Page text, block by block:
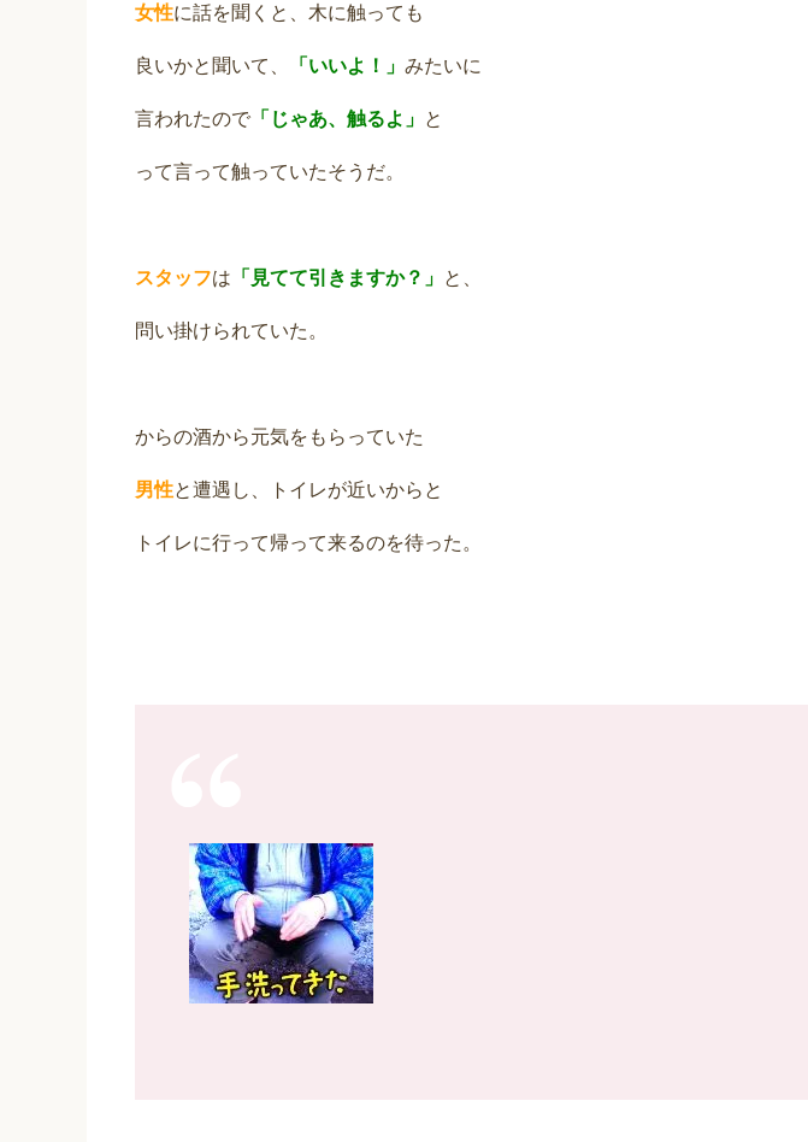
女性に話を聞くと、木に触っても
良いかと聞いて、 「いいよ！」 みたいに
言われたので 「じゃあ、触るよ」 と
って言って触っていたそうだ。
スタッフは 「見てて引きますか？」 と、
問い掛けられていた。
からの酒から元気をもらっていた
男性と遭遇し、トイレが近いからと
トイレに行って帰って来るのを待った。